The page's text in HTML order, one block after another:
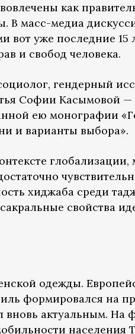
как
масс-медиа
вот уже последние 15
и свобод человека.
гендерный
Софии Касымовой —
ею монографии
и варианты выбора».
хиджаба среди
свойства
одежды.
формировался на
вновь актуальным. На
населения